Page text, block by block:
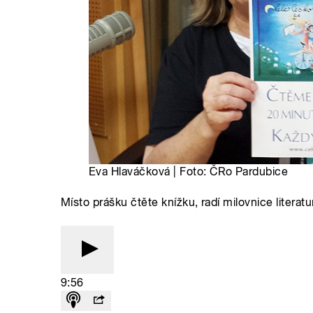
Eva Hlaváčková | Foto: ČRo Pardubice
Místo prášku čtěte knížku, radí milovnice
9:56